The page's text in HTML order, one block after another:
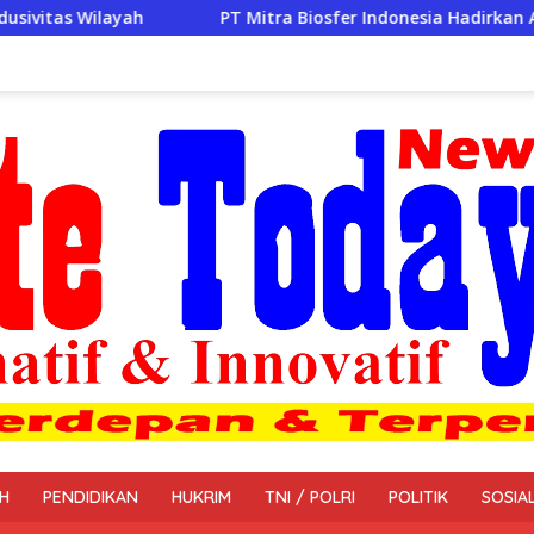
Mitra Biosfer Indonesia Hadirkan Air Bersih, Warga RT 02
PENDIDIKAN HUKRIM TNI / POLRI POLITIK